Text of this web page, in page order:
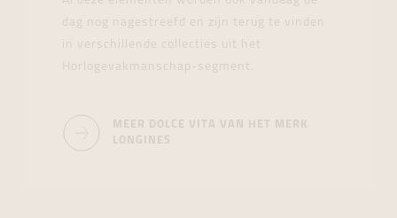
dag nog nagestreefd en zijn terug te vinden
in verschillende collecties uit het
Horlogevakmanschap-segment.
MEER DOLCE VITA VAN HET MERK
LONGINES